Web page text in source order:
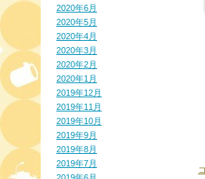
2020年6月
2020年5月
2020年4月
2020年3月
2020年2月
2020年1月
2019年12月
2019年11月
2019年10月
2019年9月
2019年8月
2019年7月